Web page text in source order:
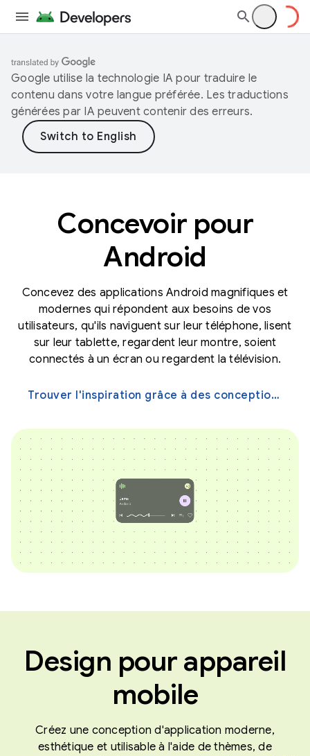
Google utilise la technologie IA pour traduire le
contenu dans votre langue préférée. Les traductions
générées par IA peuvent contenir des erreurs.
Concevoir pour
Android
Concevez des applications Android magnifiques et
modernes qui répondent aux besoins de vos
utilisateurs, qu'ils naviguent sur leur téléphone, lisent
sur leur tablette, regardent leur montre, soient
connectés à un écran ou regardent la télévision.
Trouver l'inspiration grâce à des conceptions UX pour différents écrans →
Design pour appareil
mobile
Créez une conception d'application moderne,
esthétique et utilisable à l'aide de thèmes, de